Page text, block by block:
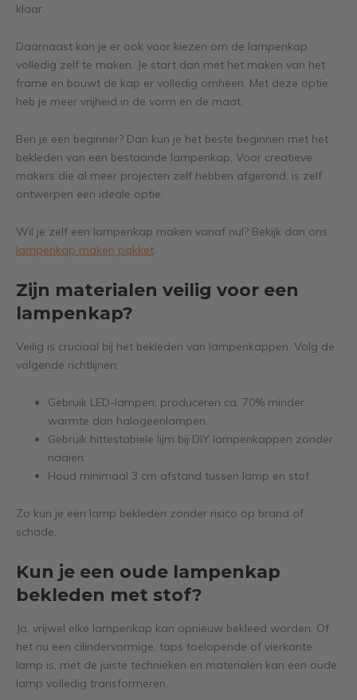
klaar.
Daarnaast kan je er ook voor kiezen om de lampenkap
volledig zelf te maken. Je start dan met het maken van het
frame en bouwt de kap er volledig omheen. Met deze optie
heb je meer vrijheid in de vorm en de maat.
Ben je een beginner? Dan kun je het beste beginnen met het
bekleden van een bestaande lampenkap. Voor creatieve
makers die al meer projecten zelf hebben afgerond, is zelf
ontwerpen een ideale optie.
Wil je zelf een lampenkap maken vanaf nul? Bekijk dan ons
lampenkap maken pakket.
Zijn materialen veilig voor een
lampenkap?
Veilig is cruciaal bij het bekleden van lampenkappen. Volg de
volgende richtlijnen:
Gebruik LED-lampen: produceren ca. 70% minder
warmte dan halogeenlampen.
Gebruik hittestabiele lijm bij DIY lampenkappen zonder
naaien.
Houd minimaal 3 cm afstand tussen lamp en stof.
Zo kun je een lamp bekleden zonder risico op brand of
schade.
Kun je een oude lampenkap
bekleden met stof?
Ja, vrijwel elke lampenkap kan opnieuw bekleed worden. Of
het nu een cilindervormige, taps toelopende of vierkante
lamp is, met de juiste technieken en materialen kan een oude
lamp volledig transformeren.